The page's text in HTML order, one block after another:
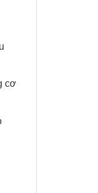
cơ